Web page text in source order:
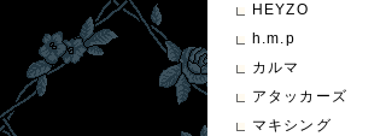
HEYZO
h.m.p
カルマ
アタッカーズ
マキシング